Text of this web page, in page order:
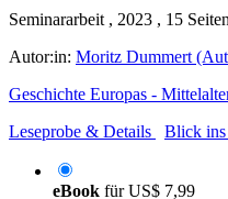
Seminararbeit , 2023 , 15
Autor:in: Moritz Dummert
Geschichte Europas -
Leseprobe & Details
Blick
eBook fürUS$ 7,99